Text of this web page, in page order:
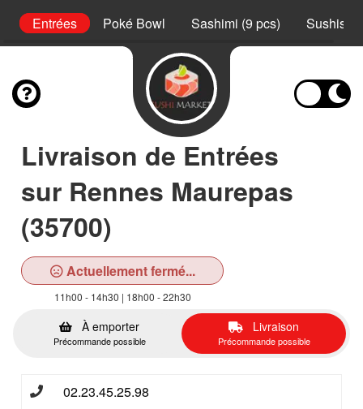
Entrées Poké Bowl Sashimi (9 pcs) Sushis
Livraison de Entrées
sur Rennes Maurepas
(35700)
Actuellement fermé...
11h00 - 14h30 | 18h00 - 22h30
À emporter
Précommande possible
Livraison
Précommande possible
02.23.45.25.98